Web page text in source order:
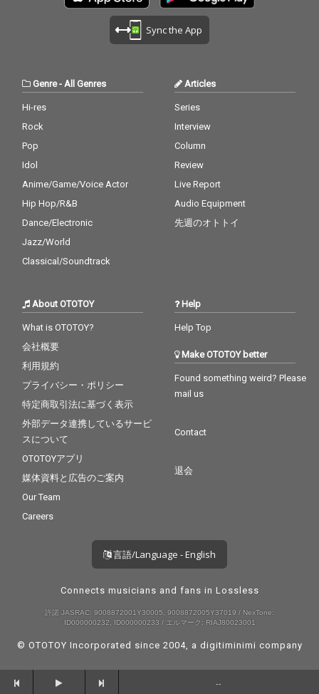
Sync the App
Genre- All Genres
Hi-res
Rock
Pop
Idol
Anime/Game/Voice Actor
Hip Hop/R&B
Dance/Electronic
Jazz/World
Classical/Soundtrack
Articles
Series
Interview
Column
Review
Live Report
Audio Equipment
先週のオトトイ
About OTOTOY
What is OTOTOY?
会社概要
利用規約
プライバシー・ポリシー
特定商取引法に基づく表示
外部データ連携しているサービ
スについて
OTOTOYアプリ
媒体資料と広告のご案内
Our Team
Careers
Help
Help Top
Make OTOTOY better
Found something weird? Please
mail us
Contact
退会
言語/Language - English
Connects musicians and fans in Lossless
許諾 JASRAC: 9008872001Y30005, 9008872005Y37019 / NexTone:
ID000000232, ID000000233 / エルマーク: RIAJ80023001
© OTOTOY Incorporated since 2004, a digitiminimi company
--